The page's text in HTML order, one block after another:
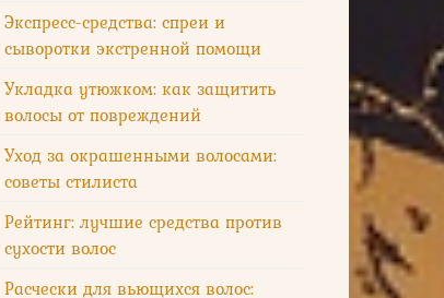
Экспресс-средства: спреи и
сыворотки экстренной помощи
Укладка утюжком: как защитить
волосы от повреждений
Уход за окрашенными волосами:
советы стилиста
Рейтинг: лучшие средства против
сухости волос
Расчески для вьющихся волос: